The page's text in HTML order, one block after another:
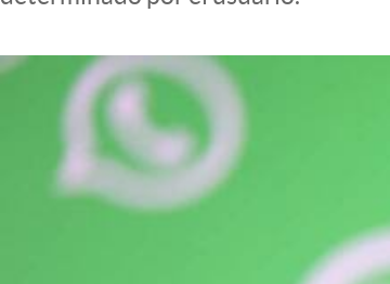
Eventos Corporativos
abre en nueva pestaña